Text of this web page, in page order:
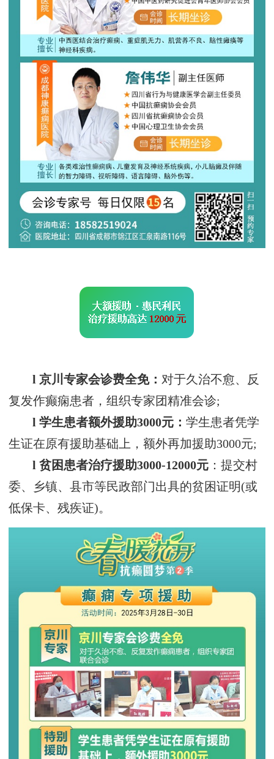
l 京川专家会诊费全免：对于久治不愈、反
复发作癫痫患者，组织专家团精准会诊;
l 学生患者额外援助3000元：学生患者凭学
生证在原有援助基础上，额外再加援助3000元;
l 贫困患者治疗援助3000-12000元 ：提交村
委、乡镇、县市等民政部门出具的贫困证明(或
低保卡、残疾证)。